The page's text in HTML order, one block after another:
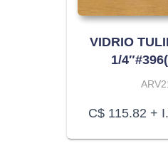
VIDRIO
1/
C$ 115.82 +